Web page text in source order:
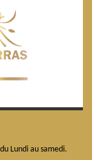
Lundi au samedi.